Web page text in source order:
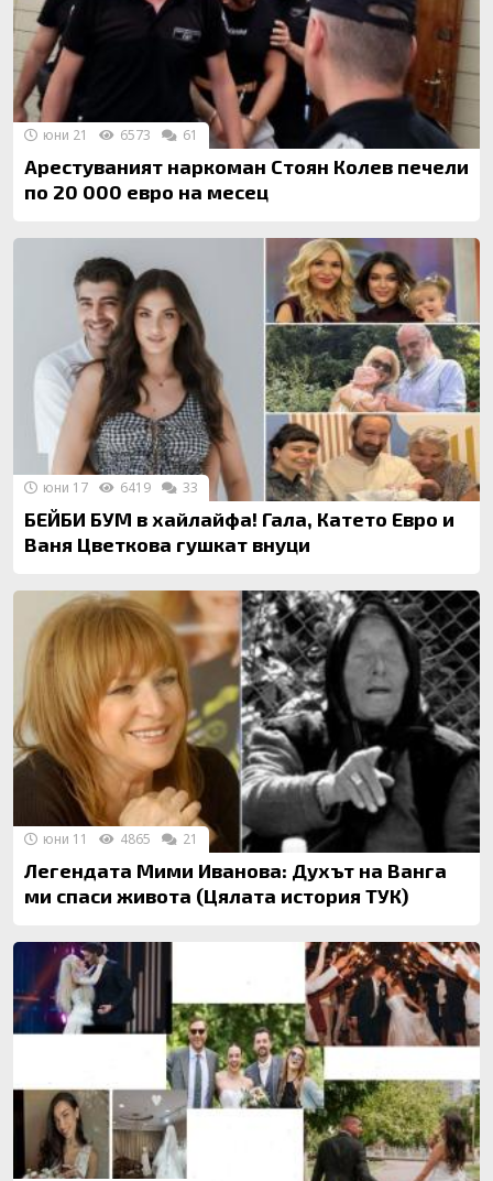
Арестуваният наркоман Стоян Колев печели
по 20 000 евро на месец
юни 21 6573 61
БЕЙБИ БУМ в хайлайфа! Гала, Катето Евро и
Ваня Цветкова гушкат внуци
юни 17 6419 33
Легендата Мими Иванова: Духът на Ванга
ми спаси живота (Цялата история ТУК)
юни 11 4865 21